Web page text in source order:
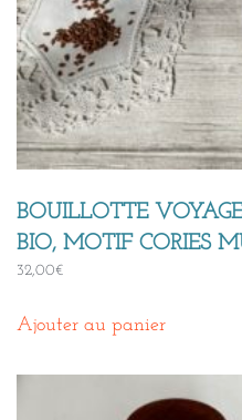
BOUILLOTTE
BIO, MOTIF CORIES
32,00€
Ajouter au panier